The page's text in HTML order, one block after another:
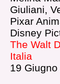
Giuliani,
Pixar
Disney
The Walt
Italia
19